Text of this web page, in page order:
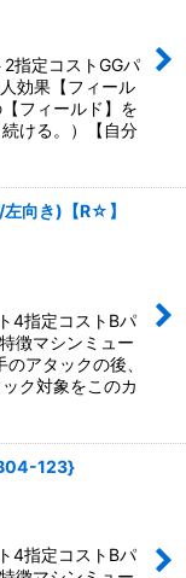
指定コストGGパ
効果【フィール
フィールド】を
ける。）【自分
向き)【R☆】
4指定コストBパ
徴マシンミュー
アタックの後、
ク対象をこのカ
123}
4指定コストBパ